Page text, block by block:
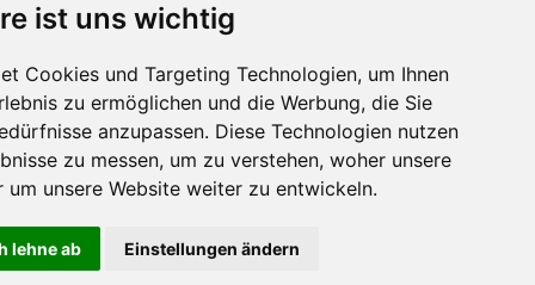
ist uns wichtig
Cookies und Targeting Technologien, um Ihnen
zu ermöglichen und die Werbung, die Sie
anzupassen. Diese Technologien nutzen
zu messen, um zu verstehen, woher unsere
um unsere Website weiter zu entwickeln.
lehne ab Einstellungen ändern
...
Hörgeräte die-endverbraucher.com